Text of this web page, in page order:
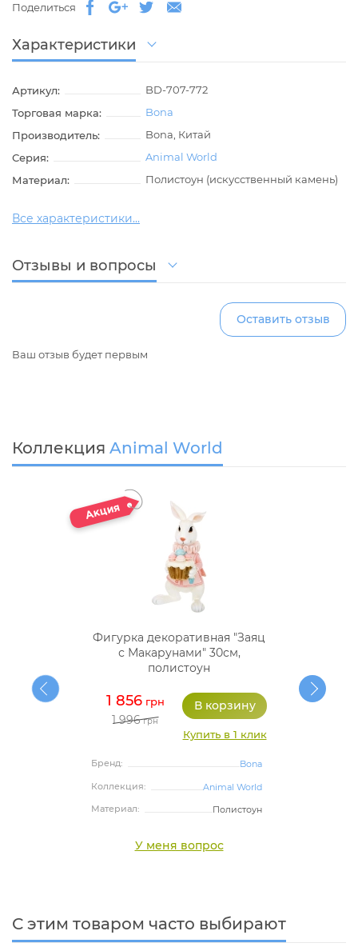
Поделиться
Характеристики
Артикул:
BD-707-772
Торговая марка:
Bona
Производитель:
Bona, Китай
Серия:
Animal World
Материал:
Полистоун (искусственный камень)
Все характеристики...
Отзывы и вопросы
Оставить отзыв
Ваш отзыв будет первым
Коллекция Animal World
Фигурка декоративная "Заяц
с Макарунами" 30см,
полистоун
1 856грн
1 996грн
Купить в 1 клик
Бренд:
Bona
Коллекция:
Animal World
Материал:
Полистоун
У меня вопрос
С этим товаром часто выбирают